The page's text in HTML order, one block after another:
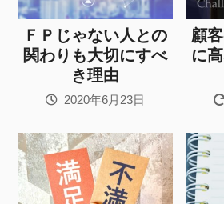
ＦＰじゃない人との
関わりも大切にすべ
き理由
2020年6月23日
顧
に